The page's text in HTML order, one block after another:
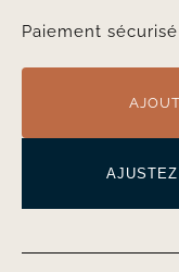
Paiement sécurisé